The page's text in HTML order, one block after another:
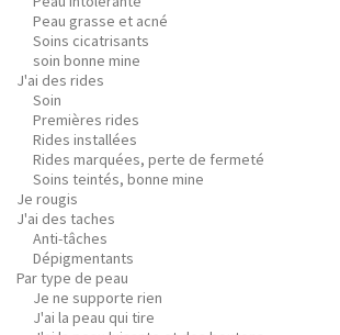
Peau grasse et acné
Soins cicatrisants
soin bonne mine
J'ai des rides
Soin
Premières rides
Rides installées
Rides marquées, perte de fermeté
Soins teintés, bonne mine
Je rougis
J'ai des taches
Anti-tâches
Dépigmentants
Par type de peau
Je ne supporte rien
J'ai la peau qui tire